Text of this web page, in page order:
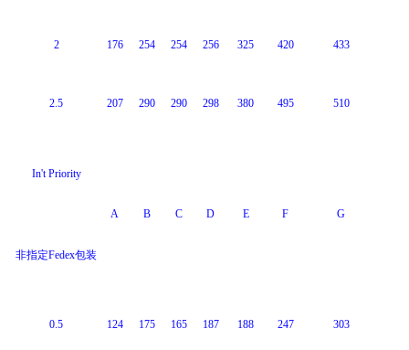
2 176 254 254 256 325 420 433
2.5 207 290 290 298 380 495 510
In't Priority
A B C D E F G
非指定Fedex包装
0.5 124 175 165 187 188 247 303